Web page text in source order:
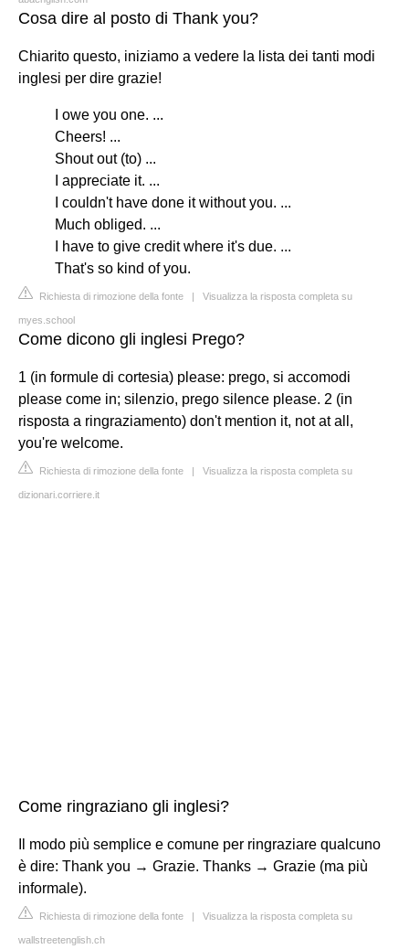
Cosa dire al posto di Thank you?
Chiarito questo, iniziamo a vedere la lista dei tanti modi
inglesi per dire grazie!
I owe you one. ...
Cheers! ...
Shout out (to) ...
I appreciate it. ...
I couldn't have done it without you. ...
Much obliged. ...
I have to give credit where it's due. ...
That's so kind of you.
Richiesta di rimozione della fonte | Visualizza la risposta completa su
myes.school
Come dicono gli inglesi Prego?
1 (in formule di cortesia) please: prego, si accomodi
please come in; silenzio, prego silence please. 2 (in
risposta a ringraziamento) don't mention it, not at all,
you're welcome.
Richiesta di rimozione della fonte | Visualizza la risposta completa su
dizionari.corriere.it
Come ringraziano gli inglesi?
Il modo più semplice e comune per ringraziare qualcuno
è dire: Thank you → Grazie. Thanks → Grazie (ma più
informale).
Richiesta di rimozione della fonte | Visualizza la risposta completa su
wallstreetenglish.ch